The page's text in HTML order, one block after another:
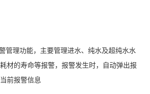
管理功能，主要管理进水、纯水及超纯水水
材的寿命等报警，报警发生时，自动弹出报
前报警信息